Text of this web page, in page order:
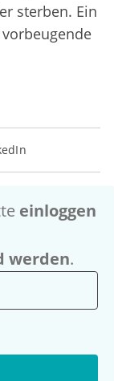
sterben. Ein
einloggen
werden.